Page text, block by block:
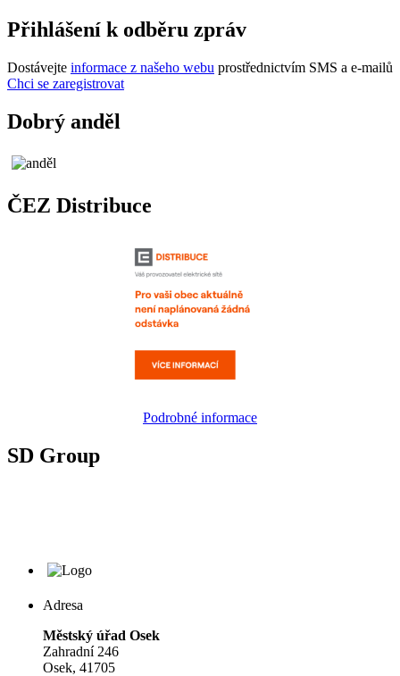
Přihlášení k odběru zpráv
Dostávejte informace z našeho webu prostřednictvím SMS a e-mailů
Chci se zaregistrovat
Dobrý anděl
ČEZ Distribuce
Podrobné informace
SD Group
Adresa
Městský úřad Osek
Zahradní 246
Osek, 41705